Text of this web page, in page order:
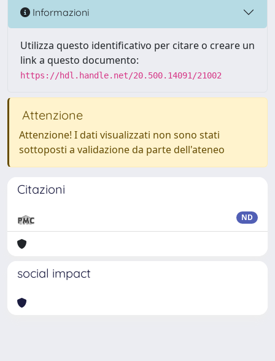
Informazioni
Utilizza questo identificativo per citare o creare un
link a questo documento:
https://hdl.handle.net/20.500.14091/21002
Attenzione
Attenzione! I dati visualizzati non sono stati
sottoposti a validazione da parte dell'ateneo
Citazioni
ND
social impact